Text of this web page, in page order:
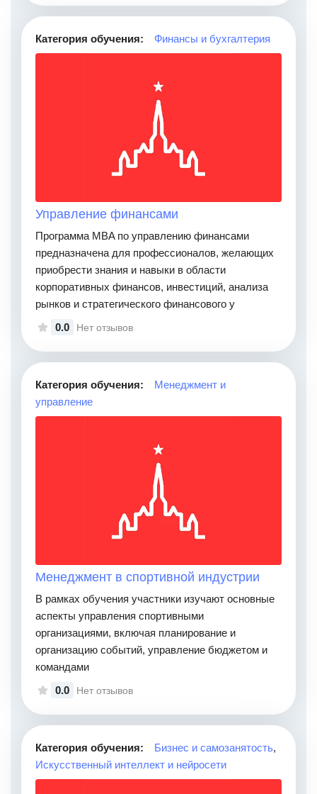
Категория обучения: Финансы и бухгалтерия
Управление финансами
Программа MBA по управлению финансами
предназначена для профессионалов, желающих
приобрести знания и навыки в области
корпоративных финансов, инвестиций, анализа
рынков и стратегического финансового у
0.0
Нет отзывов
Категория обучения:
Менеджмент и
управление
Менеджмент в спортивной индустрии
В рамках обучения участники изучают основные
аспекты управления спортивными
организациями, включая планирование и
организацию событий, управление бюджетом и
командами
0.0
Нет отзывов
Категория обучения: Бизнес и самозанятость,
Искусственный интеллект и нейросети